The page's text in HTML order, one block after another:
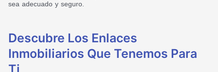
sea adecuado y seguro.
Descubre Los Enlaces
Inmobiliarios Que Tenemos Para